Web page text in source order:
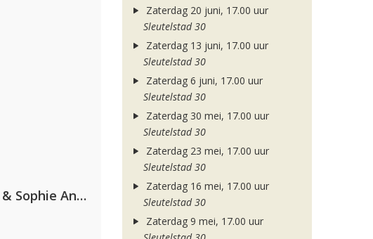
Purple Disco Machine & Sophie And The Giants
Zaterdag 20 juni, 17.00 uur
Sleutelstad 30
Zaterdag 13 juni, 17.00 uur
Sleutelstad 30
Zaterdag 6 juni, 17.00 uur
Sleutelstad 30
Zaterdag 30 mei, 17.00 uur
Sleutelstad 30
Zaterdag 23 mei, 17.00 uur
Sleutelstad 30
Zaterdag 16 mei, 17.00 uur
Sleutelstad 30
Zaterdag 9 mei, 17.00 uur